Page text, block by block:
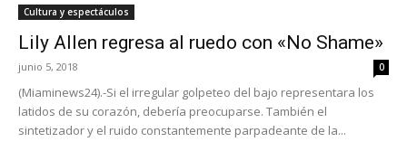
Cultura y espectáculos
Lily Allen regresa al ruedo con «No Shame»
junio 5, 2018 0
(Miaminews24).-Si el irregular golpeteo del bajo representara los
latidos de su corazón, debería preocuparse. También el
sintetizador y el ruido constantemente parpadeante de la...